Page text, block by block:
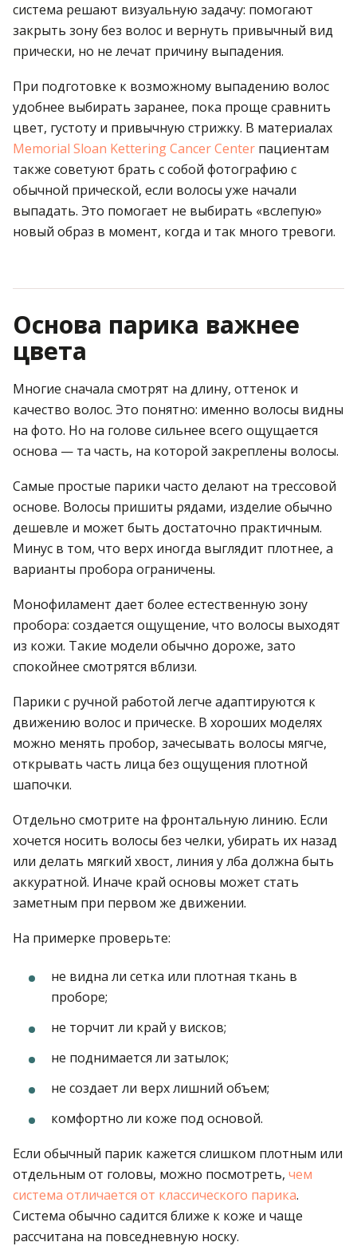
система решают визуальную задачу: помогают
закрыть зону без волос и вернуть привычный вид
прически, но не лечат причину выпадения.
При подготовке к возможному выпадению волос
удобнее выбирать заранее, пока проще сравнить
цвет, густоту и привычную стрижку. В материалах
Memorial Sloan Kettering Cancer Center пациентам
также советуют брать с собой фотографию с
обычной прической, если волосы уже начали
выпадать. Это помогает не выбирать «вслепую»
новый образ в момент, когда и так много тревоги.
Основа парика важнее
цвета
Многие сначала смотрят на длину, оттенок и
качество волос. Это понятно: именно волосы видны
на фото. Но на голове сильнее всего ощущается
основа — та часть, на которой закреплены волосы.
Самые простые парики часто делают на трессовой
основе. Волосы пришиты рядами, изделие обычно
дешевле и может быть достаточно практичным.
Минус в том, что верх иногда выглядит плотнее, а
варианты пробора ограничены.
Монофиламент дает более естественную зону
пробора: создается ощущение, что волосы выходят
из кожи. Такие модели обычно дороже, зато
спокойнее смотрятся вблизи.
Парики с ручной работой легче адаптируются к
движению волос и прическе. В хороших моделях
можно менять пробор, зачесывать волосы мягче,
открывать часть лица без ощущения плотной
шапочки.
Отдельно смотрите на фронтальную линию. Если
хочется носить волосы без челки, убирать их назад
или делать мягкий хвост, линия у лба должна быть
аккуратной. Иначе край основы может стать
заметным при первом же движении.
На примерке проверьте:
не видна ли сетка или плотная ткань в
проборе;
не торчит ли край у висков;
не поднимается ли затылок;
не создает ли верх лишний объем;
комфортно ли коже под основой.
Если обычный парик кажется слишком плотным или
отдельным от головы, можно посмотреть, чем
система отличается от классического парика.
Система обычно садится ближе к коже и чаще
рассчитана на повседневную носку.